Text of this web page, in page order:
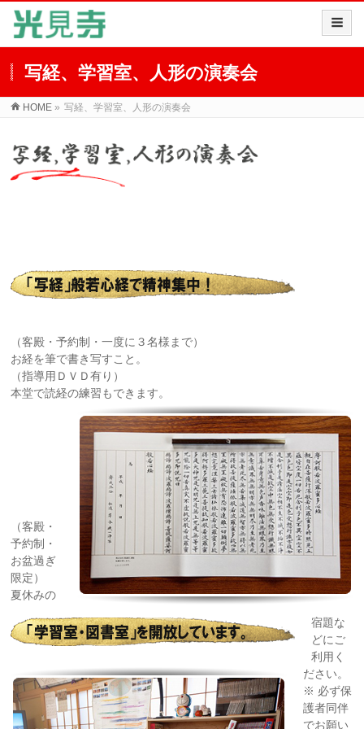
写経、学習室、人形の演奏会
HOME » 写経、学習室、人形の演奏会
（客殿・予約制・一度に３名様まで）
お経を筆で書き写すこと。
（指導用ＤＶＤ有り）
本堂で読経の練習もできます。
（客殿・
予約制・
お盆過ぎ
限定）
夏休みの
宿題な
どにご
利用く
ださい。
※ 必ず保
護者同伴
でお願い